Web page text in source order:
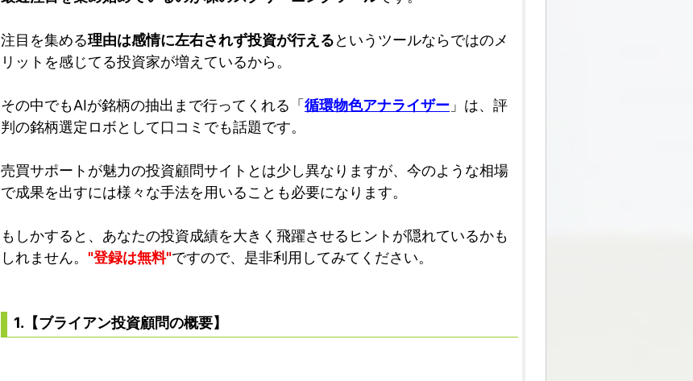
注目を集める理由は感情に左右されず投資が行えるというツールならではのメ
リットを感じてる投資家が増えているから。
その中でもAIが銘柄の抽出まで行ってくれる「 循環物色アナライザー 」は、評
判の銘柄選定ロボとして口コミでも話題です。
売買サポートが魅力の投資顧問サイトとは少し異なりますが、今のような相場
で成果を出すには様々な手法を用いることも必要になります。
もしかすると、あなたの投資成績を大きく飛躍させるヒントが隠れているかも
しれません。 "登録は無料"ですので、是非利用してみてください。
1.【ブライアン投資顧問の概要】